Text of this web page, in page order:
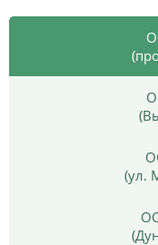
(ул.